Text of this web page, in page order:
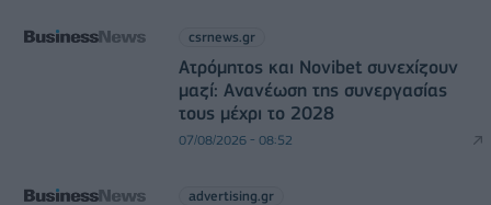
csrnews.gr
Ατρόμητος και Novibet συνεχίζουν
μαζί: Ανανέωση της συνεργασίας
τους μέχρι το 2028
07/08/2026 - 08:52
advertising.gr